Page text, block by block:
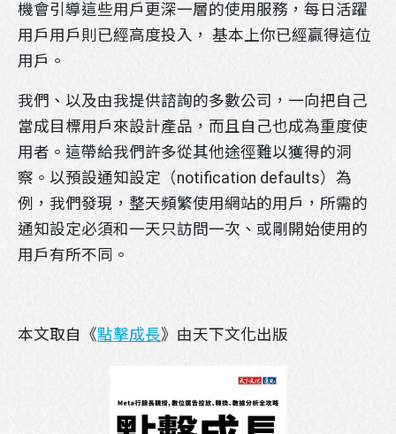
機會引導這些用戶更深一層的使用服務，每日活躍
用戶用戶則已經高度投入， 基本上你已經贏得這位
用戶。
我們、以及由我提供諮詢的多數公司，一向把自己
當成目標用戶來設計產品，而且自己也成為重度使
用者。這帶給我們許多從其他途徑難以獲得的洞
察。以預設通知設定（notification defaults）為
例，我們發現，整天頻繁使用網站的用戶，所需的
通知設定必須和一天只訪問一次、或剛開始使用的
用戶有所不同。
本文取自《點擊成長》由天下文化出版​